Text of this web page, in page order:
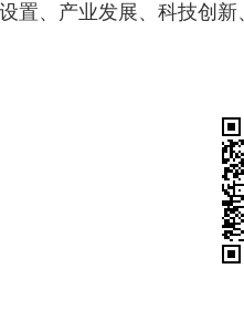
置、产业发展、科技创